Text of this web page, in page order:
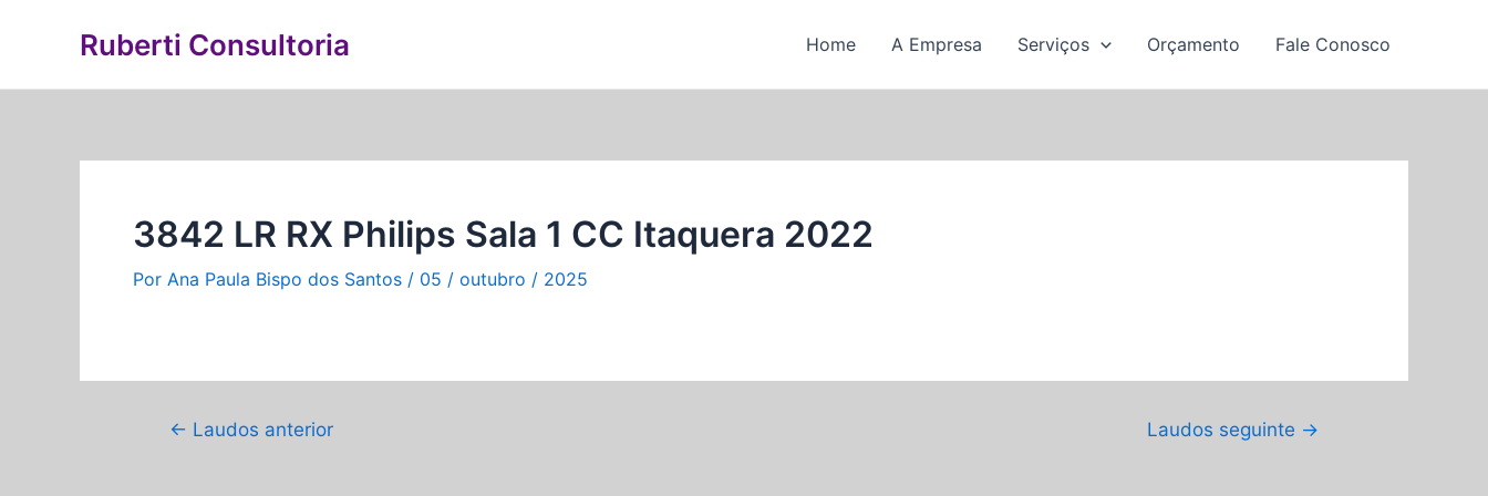
conteúdo
Ruberti Consultoria Home A Empresa Serviços Orçamento Fale Conosco
3842 LR RX Philips Sala 1 CC Itaquera 2022
Por Ana Paula Bispo dos Santos / 05 / outubro / 2025
de
← Laudos anterior Laudos seguinte →